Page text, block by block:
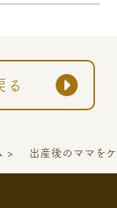
る
出産後のママを